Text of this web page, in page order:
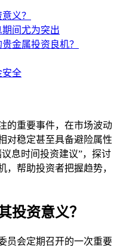
义？
间尤为突出
金属投资良机？
安全
的重要事件，在市场波动
对稳定甚至具备避险属性
息时间投资建议”，探讨
，帮助投资者把握趋势，
投资意义？
员会定期召开的一次重要